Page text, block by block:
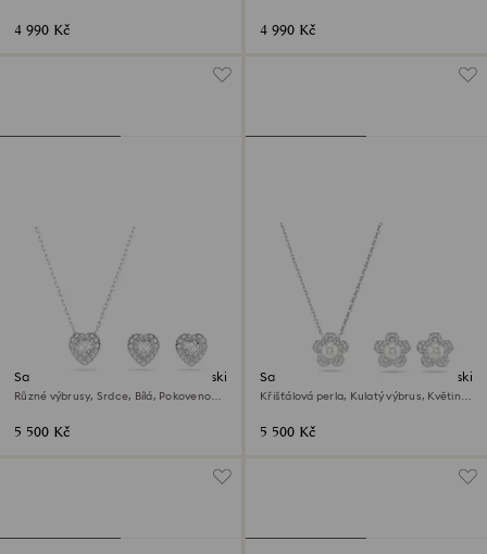
4 990 Kč 4 990 Kč
Sada Ariana Grande x Swarovski
Různé výbrusy, Srdce, Bílá, Pokoveno
5 500 Kč
Sada Ariana Grande x Swarovski
Křišťálová perla, Kulatý výbrus, Květina,
5 500 Kč